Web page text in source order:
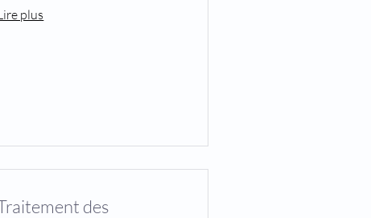
plus
des